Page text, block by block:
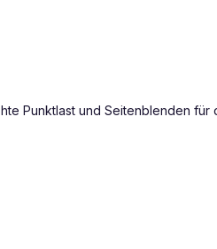
Punktlast und Seitenblenden